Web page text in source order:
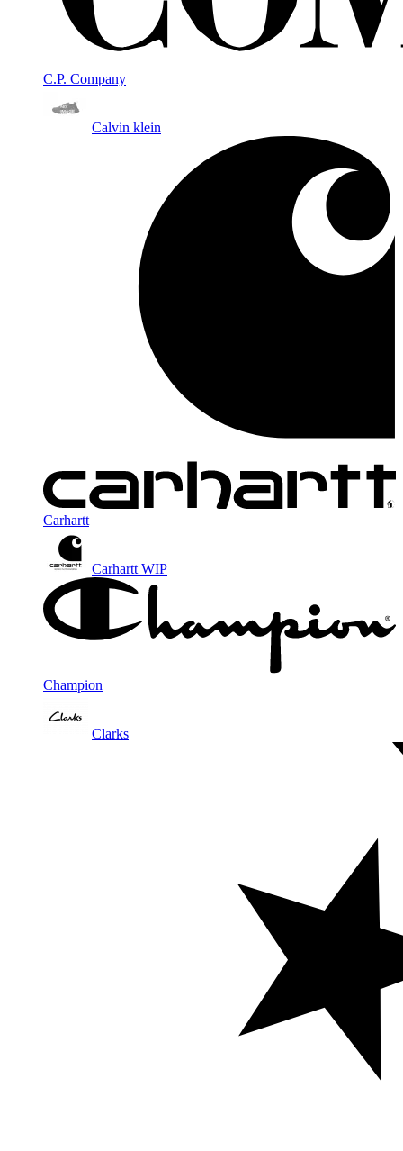
C.P. Company
Calvin klein
Carhartt
Carhartt WIP
Champion
Clarks